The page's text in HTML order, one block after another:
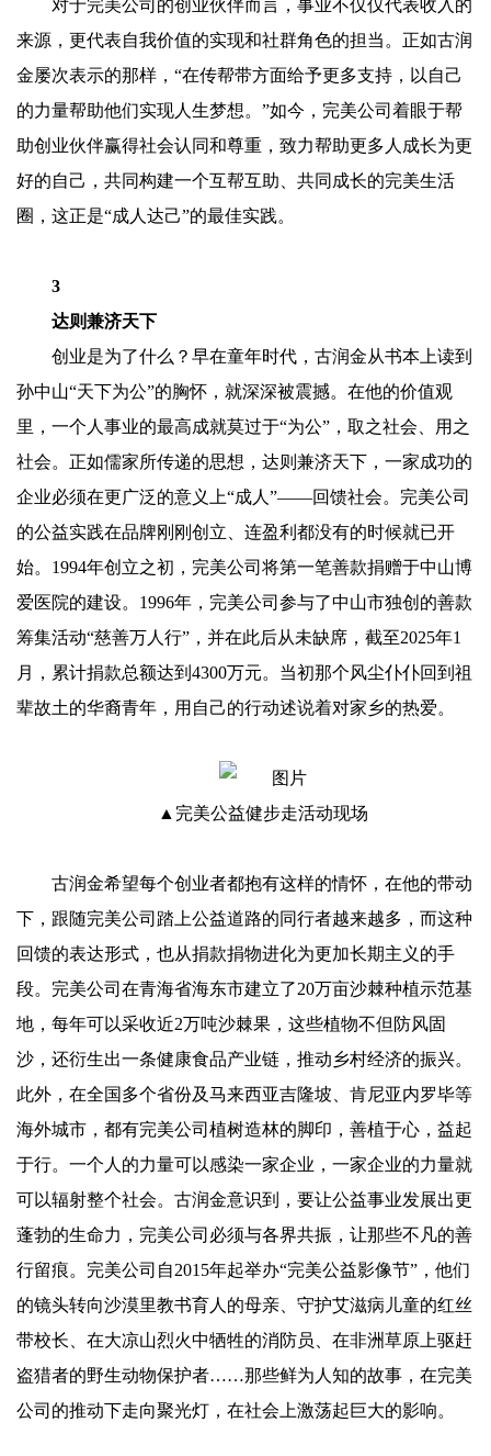
对于完美公司的创业伙伴而言，事业不仅仅代表收入的
来源，更代表自我价值的实现和社群角色的担当。正如古润
金屡次表示的那样，“在传帮带方面给予更多支持，以自己
的力量帮助他们实现人生梦想。”如今，完美公司着眼于帮
助创业伙伴赢得社会认同和尊重，致力帮助更多人成长为更
好的自己，共同构建一个互帮互助、共同成长的完美生活
圈，这正是“成人达己”的最佳实践。
3
达则兼济天下
创业是为了什么？早在童年时代，古润金从书本上读到
孙中山“天下为公”的胸怀，就深深被震撼。在他的价值观
里，一个人事业的最高成就莫过于“为公”，取之社会、用之
社会。正如儒家所传递的思想，达则兼济天下，一家成功的
企业必须在更广泛的意义上“成人”——回馈社会。完美公司
的公益实践在品牌刚刚创立、连盈利都没有的时候就已开
始。1994年创立之初，完美公司将第一笔善款捐赠于中山博
爱医院的建设。1996年，完美公司参与了中山市独创的善款
筹集活动“慈善万人行”，并在此后从未缺席，截至2025年1
月，累计捐款总额达到4300万元。当初那个风尘仆仆回到祖
辈故土的华裔青年，用自己的行动述说着对家乡的热爱。
▲完美公益健步走活动现场
古润金希望每个创业者都抱有这样的情怀，在他的带动
下，跟随完美公司踏上公益道路的同行者越来越多，而这种
回馈的表达形式，也从捐款捐物进化为更加长期主义的手
段。完美公司在青海省海东市建立了20万亩沙棘种植示范基
地，每年可以采收近2万吨沙棘果，这些植物不但防风固
沙，还衍生出一条健康食品产业链，推动乡村经济的振兴。
此外，在全国多个省份及马来西亚吉隆坡、肯尼亚内罗毕等
海外城市，都有完美公司植树造林的脚印，善植于心，益起
于行。一个人的力量可以感染一家企业，一家企业的力量就
可以辐射整个社会。古润金意识到，要让公益事业发展出更
蓬勃的生命力，完美公司必须与各界共振，让那些不凡的善
行留痕。完美公司自2015年起举办“完美公益影像节”，他们
的镜头转向沙漠里教书育人的母亲、守护艾滋病儿童的红丝
带校长、在大凉山烈火中牺牲的消防员、在非洲草原上驱赶
盗猎者的野生动物保护者……那些鲜为人知的故事，在完美
公司的推动下走向聚光灯，在社会上激荡起巨大的影响。